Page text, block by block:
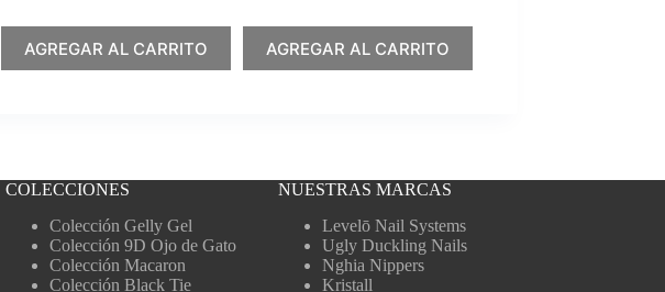
AGREGAR AL CARRITO AGREGAR AL CARRITO
COLECCIONES
Colección Gelly Gel
Colección 9D Ojo de Gato
Colección Macaron
Colección Black Tie
NUESTRAS MARCAS
Levelō Nail Systems
Ugly Duckling Nails
Nghia Nippers
Kristall